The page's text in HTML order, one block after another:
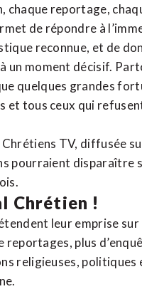
chaque reportage,
de répondre à
reconnue, et de
un moment décisif.
quelques grandes
et tous ceux qui
TV, diffusée
pourraient disparaître
Chrétien !
leur emprise
plus
religieuses, politiques